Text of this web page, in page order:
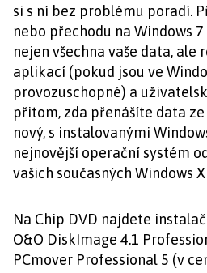
si s ní bez problému poradí.
nebo přechodu na Windows
nejen všechna vaše data, ale
aplikací (pokud jsou ve
provozuschopné) a
přitom, zda přenášíte data
nový, s instalovanými
nejnovější operační systém
vašich současných Windows
Na Chip DVD najdete
O&O DiskImage 4.1
PCmover Professional 5 (v